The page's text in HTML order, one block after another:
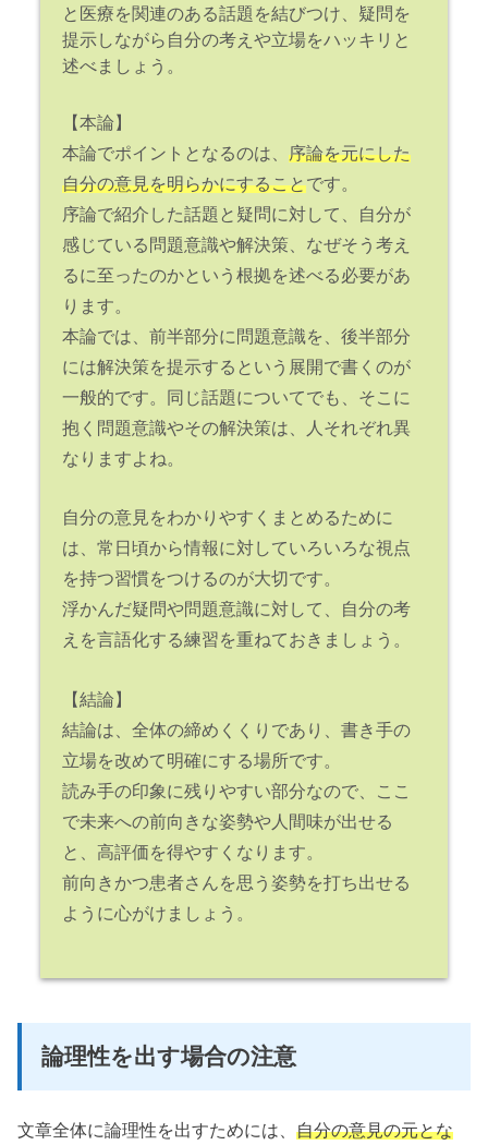
と医療を関連のある話題を結びつけ、疑問を
提示しながら自分の考えや立場をハッキリと
述べましょう。
【本論】
本論でポイントとなるのは、序論を元にした
自分の意見を明らかにすることです。
序論で紹介した話題と疑問に対して、自分が
感じている問題意識や解決策、なぜそう考え
るに至ったのかという根拠を述べる必要があ
ります。
本論では、前半部分に問題意識を、後半部分
には解決策を提示するという展開で書くのが
一般的です。同じ話題についてでも、そこに
抱く問題意識やその解決策は、人それぞれ異
なりますよね。
自分の意見をわかりやすくまとめるために
は、常日頃から情報に対していろいろな視点
を持つ習慣をつけるのが大切です。
浮かんだ疑問や問題意識に対して、自分の考
えを言語化する練習を重ねておきましょう。
【結論】
結論は、全体の締めくくりであり、書き手の
立場を改めて明確にする場所です。
読み手の印象に残りやすい部分なので、ここ
で未来への前向きな姿勢や人間味が出せる
と、高評価を得やすくなります。
前向きかつ患者さんを思う姿勢を打ち出せる
ように心がけましょう。
論理性を出す場合の注意
文章全体に論理性を出すためには、自分の意見の元とな